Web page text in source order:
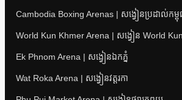
Cambodia Boxing Arenas | សង្វៀនប្រដាល់កម្ពុ
World Kun Khmer Arena | សង្វៀន World
Ek Phnom Arena | សង្វៀនឯកភ្នំ
Wat Roka Arena | សង្វៀនវត្តរកា